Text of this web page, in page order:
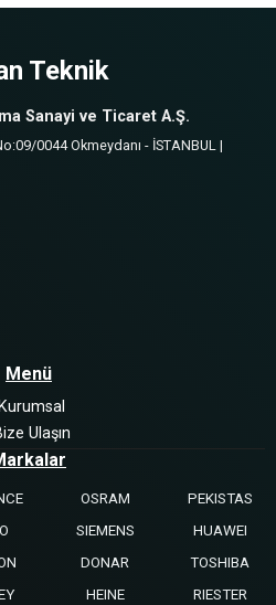
Teknik
Sanayi ve Ticaret A.Ş.
0044 Okmeydanı - İSTANBUL |
Menü
Kurumsal
Ulaşın
OSRAM
PEKISTAS
SIEMENS
HUAWEI
DONAR
TOSHIBA
HEINE
RIESTER